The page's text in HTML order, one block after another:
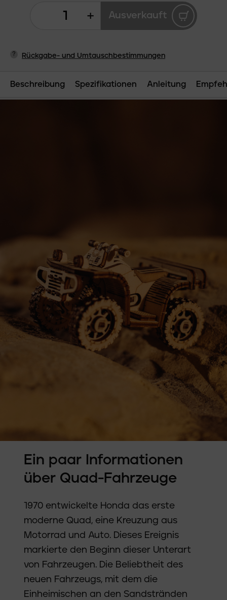
Beschreibung Spezifikationen Anleitung
Ein paar Informationen
über Quad-Fahrzeuge
1970 entwickelte Honda das erste
moderne Quad, eine Kreuzung aus
Motorrad und Auto. Dieses Ereignis
markierte den Beginn dieser Unterart
von Fahrzeugen. Die Beliebtheit des
neuen Fahrzeugs, mit dem die
Einheimischen an den Sandstränden
+ Ausverkauft
? Rückgabe- und Umtauschbestimmungen